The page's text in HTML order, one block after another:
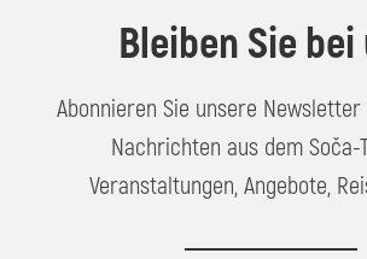
Bleiben Sie
Abonnieren Sie unsere Newsletter
Nachrichten aus dem Soča-
Veranstaltungen, Angebote,